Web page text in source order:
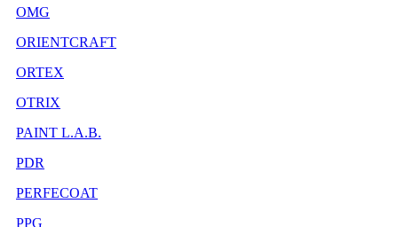
OMG
ORIENTCRAFT
ORTEX
OTRIX
PAINT L.A.B.
PDR
PERFECOAT
PPG